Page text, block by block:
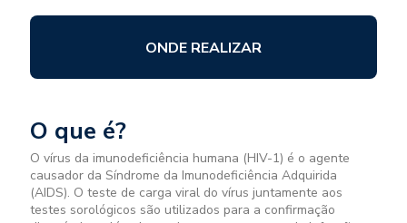
ONDE REALIZAR
O que é?
O vírus da imunodeficiência humana (HIV-1) é o agente
causador da Síndrome da Imunodeficiência Adquirida
(AIDS). O teste de carga viral do vírus juntamente aos
testes sorológicos são utilizados para a confirmação